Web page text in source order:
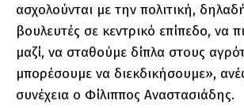
ασχολούνται με την πολιτική,
βουλευτές σε κεντρικό επίπεδο, να
μαζί, να σταθούμε δίπλα στους
μπορέσουμε να διεκδικήσουμε»,
συνέχεια ο Φίλιππος Αναστασιάδης.